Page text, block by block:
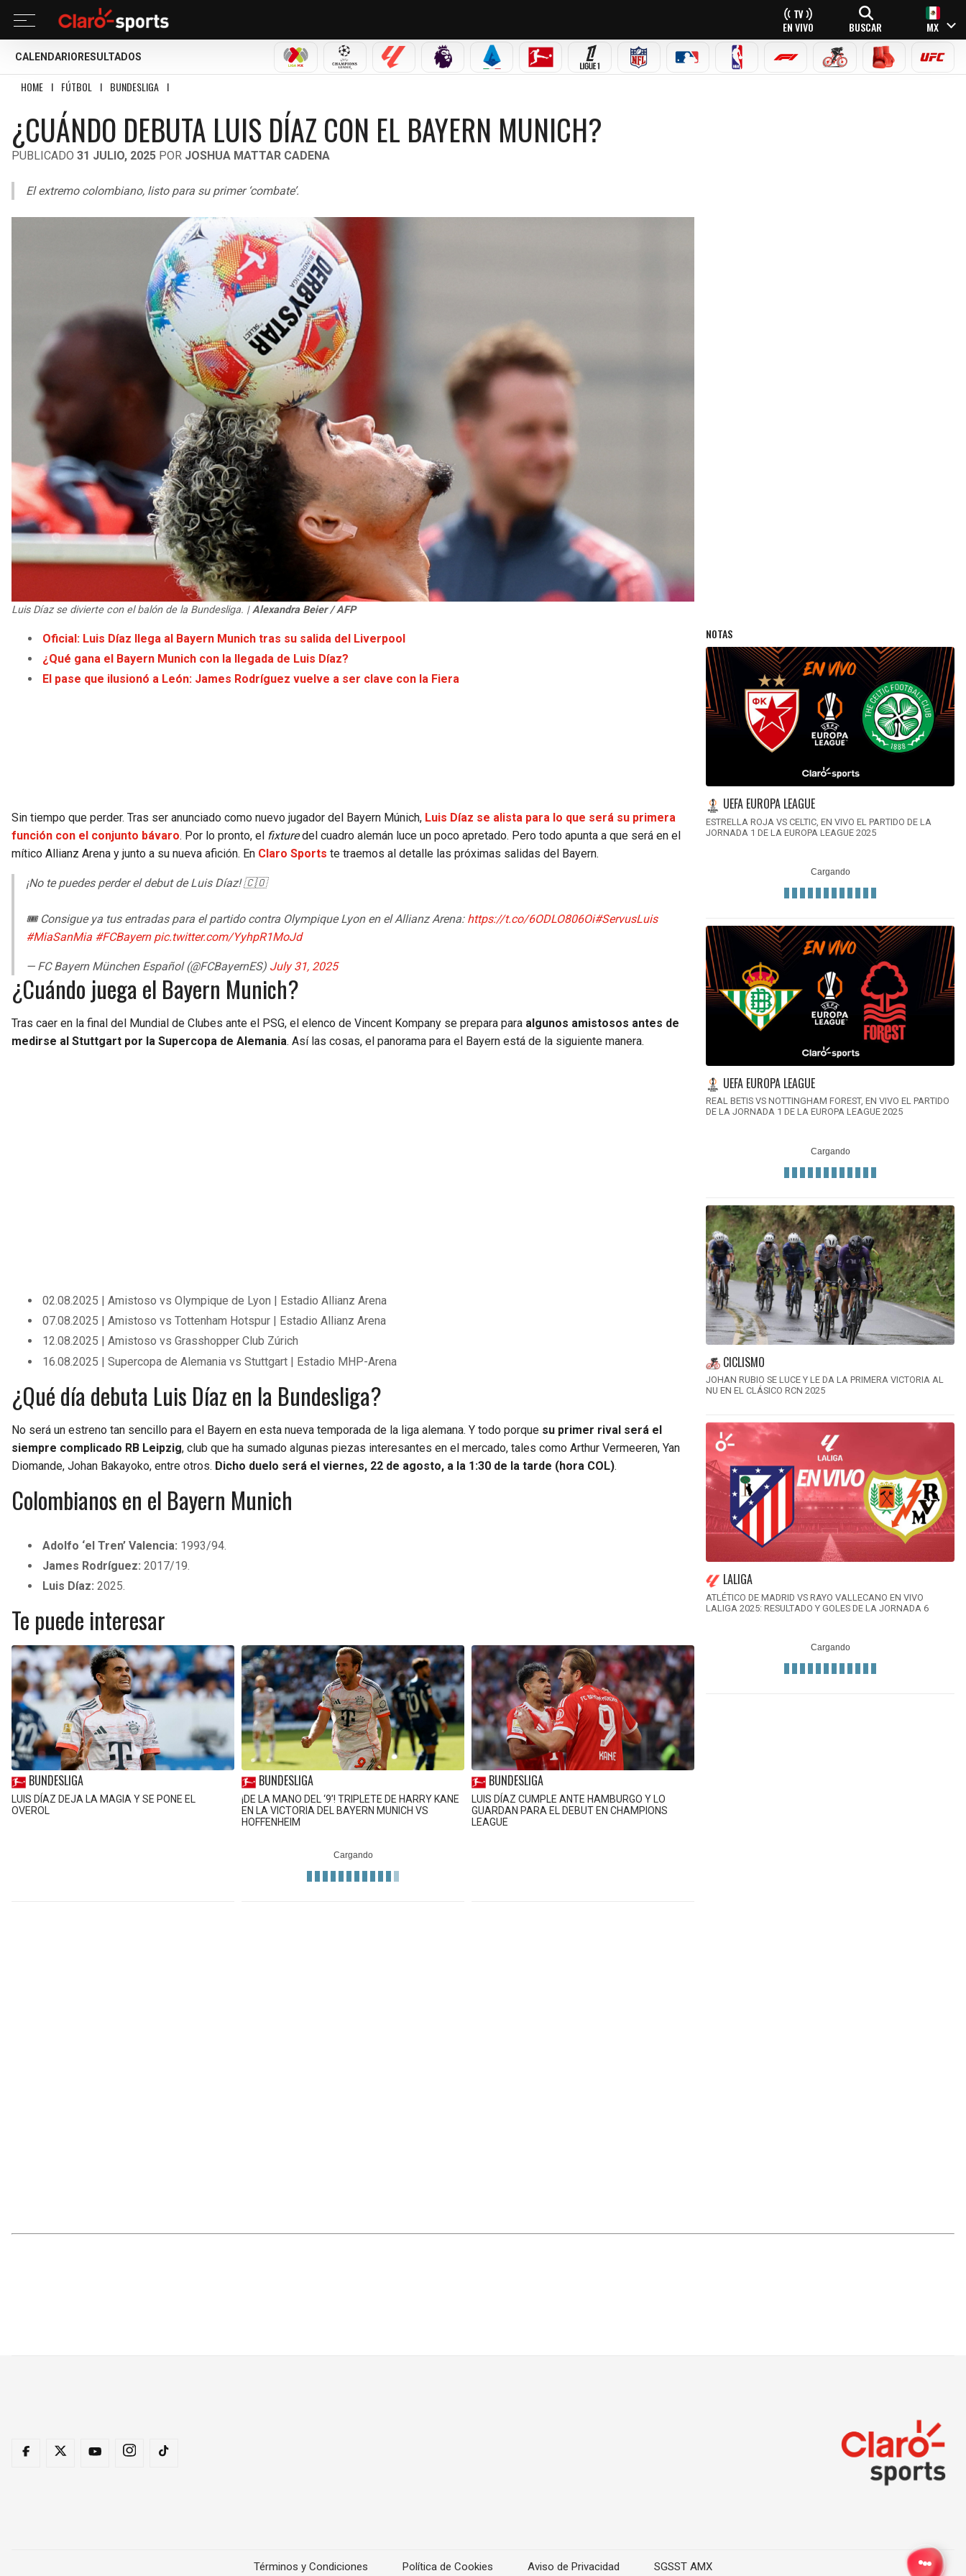
EN VIVO BUSCAR MX
CALENDARIO RESULTADOS
LIGA MX CHAMPIONS LEAGUE
LALIGA PREMIER LEAGUE
SERIE A BUNDESLIGALIGUE 1 NFL MLB NBA FÓRMULA 1CICLISMOBOXEO UFC
HOME I FÚTBOL I BUNDESLIGA I
¿CUÁNDO DEBUTA LUIS DÍAZ CON EL BAYERN MUNICH?
PUBLICADO 31 JULIO, 2025 POR JOSHUA MATTAR CADENA
El extremo colombiano, listo para su primer ‘combate’.
Luis Díaz se divierte con el balón de la Bundesliga. |Alexandra Beier / AFP
Oficial: Luis Díaz llega al Bayern Munich tras su salida del Liverpool
¿Qué gana el Bayern Munich con la llegada de Luis Díaz?
El pase que ilusionó a León: James Rodríguez vuelve a ser clave con la Fiera
Sin tiempo que perder. Tras ser anunciado como nuevo jugador del Bayern Múnich, Luis Díaz se alista para lo que será su primera
función con el conjunto bávaro. Por lo pronto, el fixturedel cuadro alemán luce un poco apretado. Pero todo apunta a que será en el
mítico Allianz Arena y junto a su nueva afición. En Claro Sports te traemos al detalle las próximas salidas del Bayern.
¡No te puedes perder el debut de Luis Díaz! 🇨🇴
🎟️ Consigue ya tus entradas para el partido contra Olympique Lyon en el Allianz Arena: https://t.co/6ODLO806Oi#ServusLuis
#MiaSanMia #FCBayern pic.twitter.com/YyhpR1MoJd
— FC Bayern München Español (@FCBayernES) July 31, 2025
¿Cuándo juega el Bayern Munich?
Tras caer en la final del Mundial de Clubes ante el PSG, el elenco de Vincent Kompany se prepara para algunos amistosos antes de
medirse al Stuttgart por la Supercopa de Alemania. Así las cosas, el panorama para el Bayern está de la siguiente manera.
02.08.2025 | Amistoso vs Olympique de Lyon | Estadio Allianz Arena
07.08.2025 | Amistoso vs Tottenham Hotspur | Estadio Allianz Arena
12.08.2025 | Amistoso vs Grasshopper Club Zúrich
16.08.2025 | Supercopa de Alemania vs Stuttgart | Estadio MHP-Arena
¿Qué día debuta Luis Díaz en la Bundesliga?
No será un estreno tan sencillo para el Bayern en esta nueva temporada de la liga alemana. Y todo porque su primer rival será el
siempre complicado RB Leipzig, club que ha sumado algunas piezas interesantes en el mercado, tales como Arthur Vermeeren, Yan
Diomande, Johan Bakayoko, entre otros. Dicho duelo será el viernes, 22 de agosto, a la 1:30 de la tarde (hora COL).
Colombianos en el Bayern Munich
Adolfo ‘el Tren’ Valencia: 1993/94.
James Rodríguez:2017/19.
Luis Díaz:2025.
Te puede interesar
BUNDESLIGA
LUIS DÍAZ DEJA LA MAGIA Y SE PONE EL
OVEROL
BUNDESLIGA
¡DE LA MANO DEL ‘9’! TRIPLETE DE HARRY KANE
EN LA VICTORIA DEL BAYERN MUNICH VS
HOFFENHEIM
BUNDESLIGA
LUIS DÍAZ CUMPLE ANTE HAMBURGO Y LO
GUARDAN PARA EL DEBUT EN CHAMPIONS
LEAGUE
NOTAS
UEFA EUROPA LEAGUE
ESTRELLA ROJA VS CELTIC, EN VIVO EL PARTIDO DE LA
JORNADA 1 DE LA EUROPA LEAGUE 2025
UEFA EUROPA LEAGUE
REAL BETIS VS NOTTINGHAM FOREST, EN VIVO EL PARTIDO
DE LA JORNADA 1 DE LA EUROPA LEAGUE 2025
CICLISMO
JOHAN RUBIO SE LUCE Y LE DA LA PRIMERA VICTORIA AL
NU EN EL CLÁSICO RCN 2025
LALIGA
ATLÉTICO DE MADRID VS RAYO VALLECANO EN VIVO
LALIGA 2025: RESULTADO Y GOLES DE LA JORNADA 6
Términos y Condiciones Política de Cookies Aviso de Privacidad SGSST AMX